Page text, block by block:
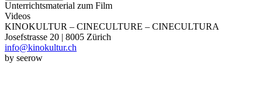
Unterrichtsmaterial zum Film
Videos
KINOKULTUR – CINECULTURE – CINECULTURA
Josefstrasse 20 | 8005 Zürich
info@kinokultur.ch
by seerow